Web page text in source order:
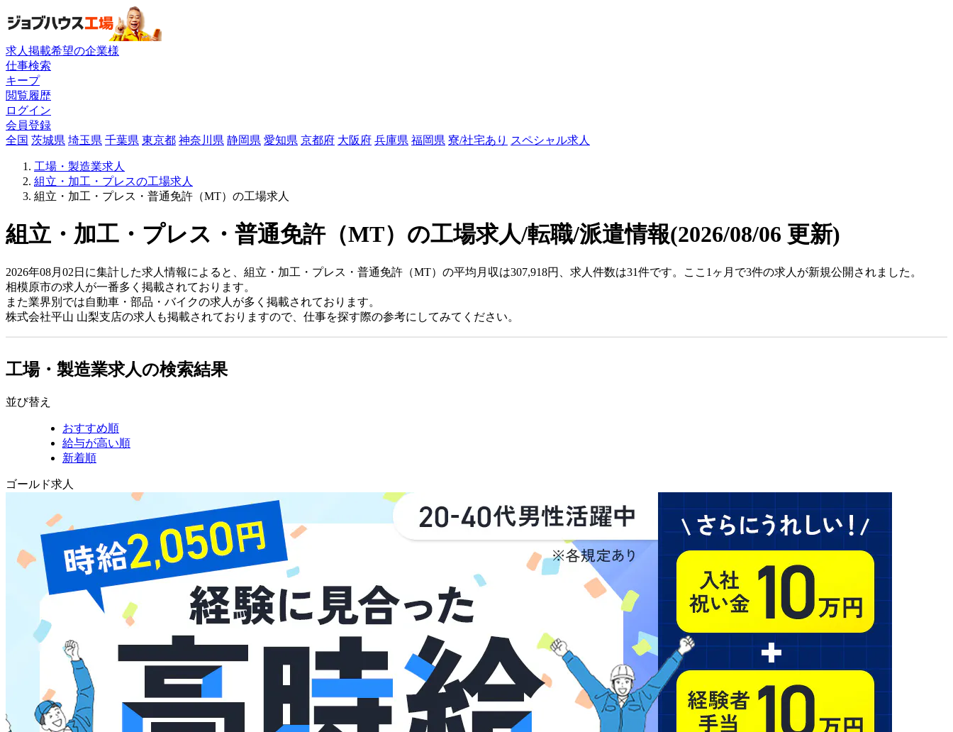
求人掲載希望の企業様
仕事検索
キープ
閲覧履歴
ログイン
会員登録
全国 茨城県 埼玉県 千葉県 東京都 神奈川県 静岡県 愛知県 京都府 大阪府 兵庫県 福岡県 寮/社宅あり スペシャル求人
工場・製造業求人
組立・加工・プレスの工場求人
組立・加工・プレス・普通免許（MT）の工場求人
組立・加工・プレス・普通免許（MT）の工場求人/転職/派遣情報(2026/08/06 更新)
2026年08月02日に集計した求人情報によると、組立・加工・プレス・普通免許（MT）の平均月収は307,918円、求人件数は31件です。ここ1ヶ月で3件の求人が新規公開されました。
相模原市の求人が一番多く掲載されております。
また業界別では自動車・部品・バイクの求人が多く掲載されております。
株式会社平山 山梨支店の求人も掲載されておりますので、仕事を探す際の参考にしてみてください。
工場・製造業求人の検索結果
並び替え
おすすめ順
給与が高い順
新着順
ゴールド求人